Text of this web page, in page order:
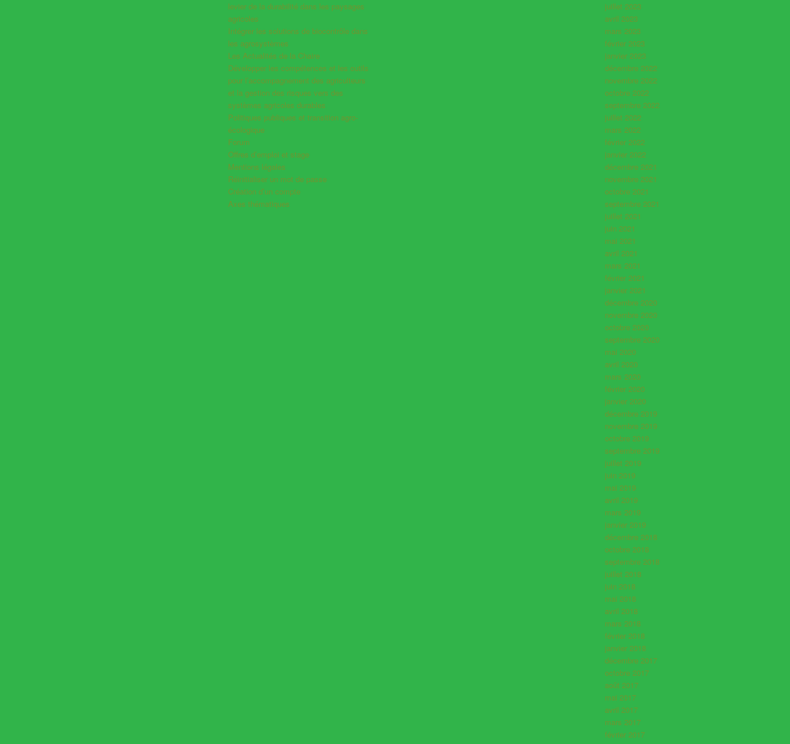
levier de la durabilité dans les paysages
agricoles
Intégrer les solutions de biocontrôle dans
les agrosystèmes
Les Actualités de la Chaire
Développer les compétences et les outils
pour l’accompagnement des agriculteurs
et la gestion des risques vers des
systèmes agricoles durables
Politiques publiques et transition agro-
écologique
Forum
Offres d’emploi et stage
Mentions légales
Réinitialiser un mot de passe
Création d’un compte
Axes thématiques
juillet 2023
avril 2023
mars 2023
février 2023
janvier 2023
décembre 2022
novembre 2022
octobre 2022
septembre 2022
juillet 2022
mars 2022
février 2022
janvier 2022
décembre 2021
novembre 2021
octobre 2021
septembre 2021
juillet 2021
juin 2021
mai 2021
avril 2021
mars 2021
février 2021
janvier 2021
décembre 2020
novembre 2020
octobre 2020
septembre 2020
mai 2020
avril 2020
mars 2020
février 2020
janvier 2020
décembre 2019
novembre 2019
octobre 2019
septembre 2019
juillet 2019
juin 2019
mai 2019
avril 2019
mars 2019
janvier 2019
décembre 2018
octobre 2018
septembre 2018
juillet 2018
juin 2018
mai 2018
avril 2018
mars 2018
février 2018
janvier 2018
décembre 2017
octobre 2017
août 2017
mai 2017
avril 2017
mars 2017
février 2017